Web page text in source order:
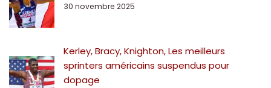
30 novembre 2025
Kerley, Bracy, Knighton, Les meilleurs
sprinters américains suspendus pour
dopage